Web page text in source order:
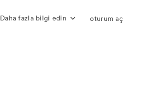
Daha fazla bilgi edin oturum aç